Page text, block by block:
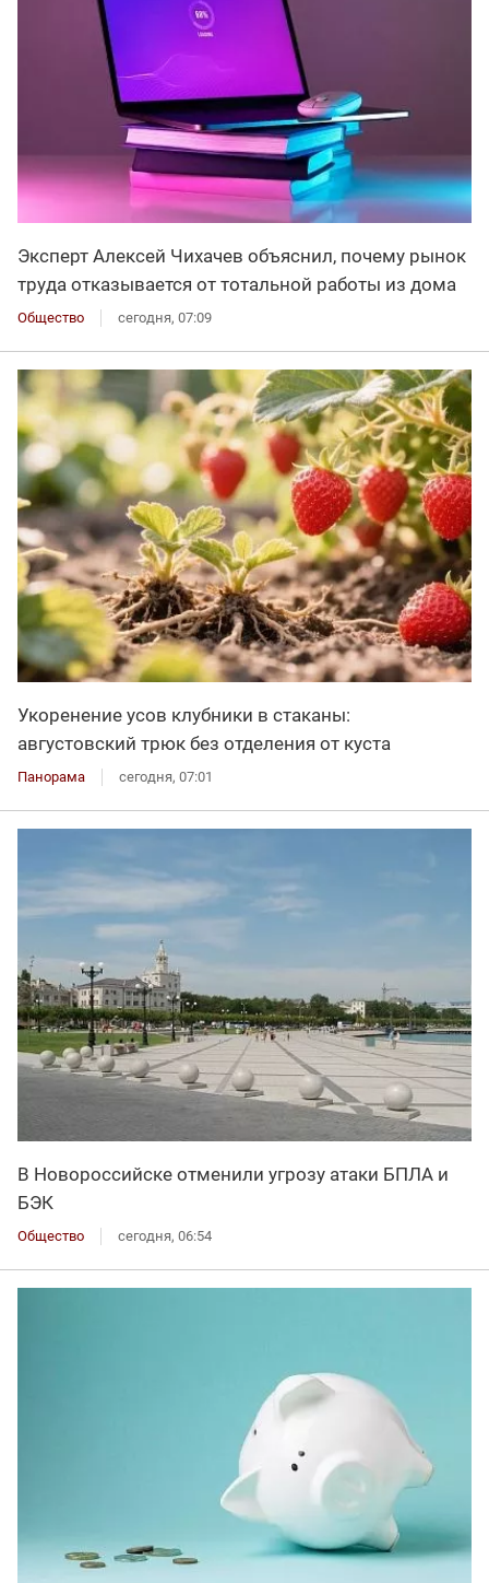
Эксперт Алексей Чихачев объяснил, почему рынок
труда отказывается от тотальной работы из дома
Общество сегодня, 07:09
Укоренение усов клубники в стаканы:
августовский трюк без отделения от куста
Панорама сегодня, 07:01
В Новороссийске отменили угрозу атаки БПЛА и
БЭК
Общество сегодня, 06:54